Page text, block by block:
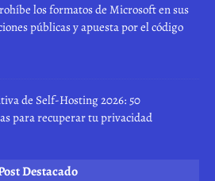
los formatos de Microsoft en sus
públicas y apuesta por el código
de Self-Hosting 2026: 50
para recuperar tu privacidad
Destacado